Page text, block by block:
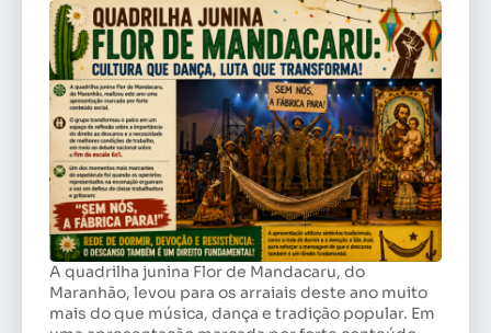
A quadrilha junina Flor de Mandacaru, do
Maranhão, levou para os arraiais deste ano muito
mais do que música, dança e tradição popular. Em